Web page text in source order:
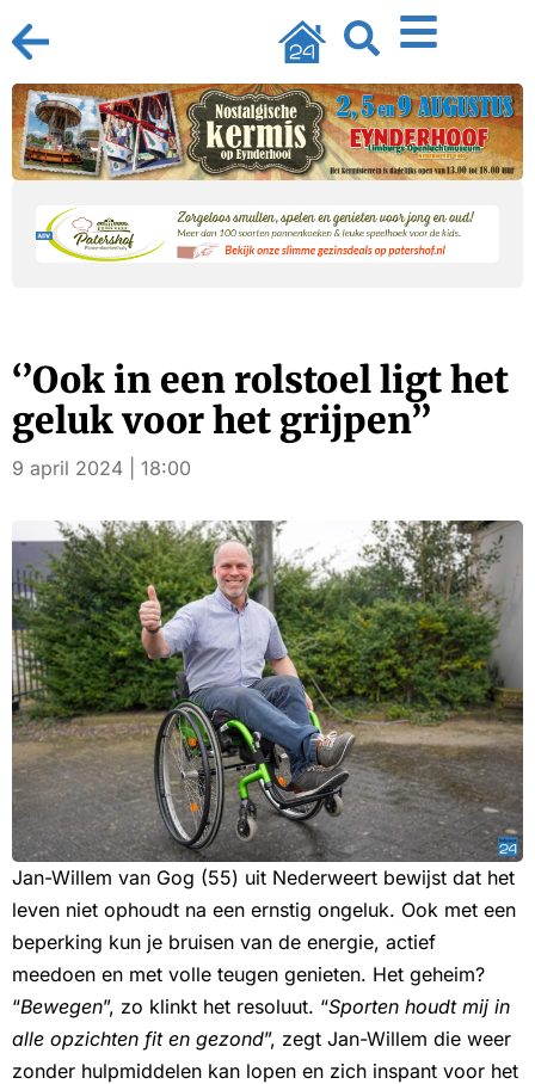
‘’Ook in een rolstoel ligt het
geluk voor het grijpen’’
9 april 2024 | 18:00
Jan-Willem van Gog (55) uit Nederweert bewijst dat het
leven niet ophoudt na een ernstig ongeluk. Ook met een
beperking kun je bruisen van de energie, actief
meedoen en met volle teugen genieten. Het geheim?
“Bewegen”, zo klinkt het resoluut. “Sporten houdt mij in
alle opzichten fit en gezond”, zegt Jan-Willem die weer
zonder hulpmiddelen kan lopen en zich inspant voor het